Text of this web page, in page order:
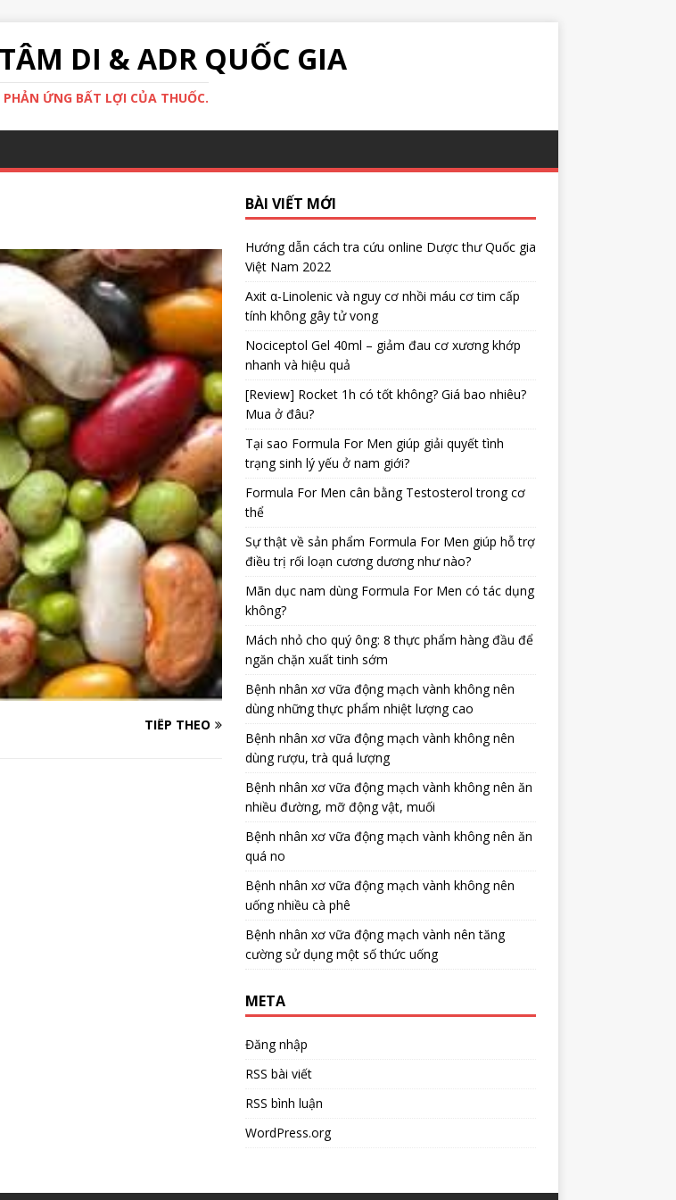
DI & ADR QUỐC GIA
ỨNG BẤT LỢI CỦA THUỐC.
TIẾP THEO
BÀI VIẾT MỚI
Hướng dẫn cách tra cứu online Dược thư Quốc gia
Việt Nam 2022
Axit α-Linolenic và nguy cơ nhồi máu cơ tim cấp
tính không gây tử vong
Nociceptol Gel 40ml – giảm đau cơ xương khớp
nhanh và hiệu quả
[Review] Rocket 1h có tốt không? Giá bao nhiêu?
Mua ở đâu?
Tại sao Formula For Men giúp giải quyết tình
trạng sinh lý yếu ở nam giới?
Formula For Men cân bằng Testosterol trong cơ
thể
Sự thật về sản phẩm Formula For Men giúp hỗ trợ
điều trị rối loạn cương dương như nào?
Mãn dục nam dùng Formula For Men có tác dụng
không?
Mách nhỏ cho quý ông: 8 thực phẩm hàng đầu để
ngăn chặn xuất tinh sớm
Bệnh nhân xơ vữa động mạch vành không nên
dùng những thực phẩm nhiệt lượng cao
Bệnh nhân xơ vữa động mạch vành không nên
dùng rượu, trà quá lượng
Bệnh nhân xơ vữa động mạch vành không nên ăn
nhiều đường, mỡ động vật, muối
Bệnh nhân xơ vữa động mạch vành không nên ăn
quá no
Bệnh nhân xơ vữa động mạch vành không nên
uống nhiều cà phê
Bệnh nhân xơ vữa động mạch vành nên tăng
cường sử dụng một số thức uống
META
Đăng nhập
RSS bài viết
RSS bình luận
WordPress.org